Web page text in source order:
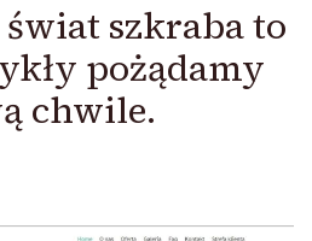
szkraba to
pożądamy
chwile.